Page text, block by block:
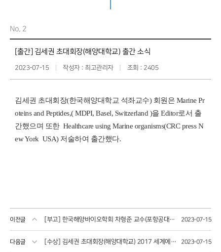
No. 2
[출간] 김세권 초대회장(해양대학교) 출간 소식
2023-07-15 작성자 : 최고관리자 조회 : 2405
김세권 초대회장(한국해양대학교 석좌교수) 회원은 Marine Pr
oteins and Peptides,( MDPI, Basel, Switzerland )을 Editor로서 출
간했으며 또한 Healthcare using Marine organisms(CRC press N
ew York USA) 저술하여 출간했다.
이전글 [부고] 한국해양바이오학회 차형준 교수(포항공대) 부인상 2023-07-15
다음글 [수상] 김세권 초대회장(해양대학교) 2017 세계에서 가장 영향력 있는 연구자(Highly Cited Researchers) 4년 연속 선정 2023-07-15